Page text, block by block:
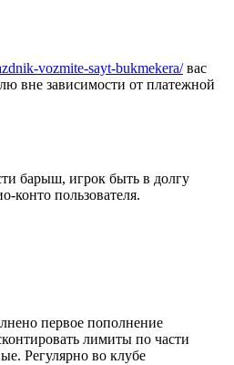
vozmite-sayt-bukmekera/вас
вне зависимости от платежной
барыш, игрок быть в долгу
конто пользователя.
первое пополнение
лимиты по части
Регулярно во клубе